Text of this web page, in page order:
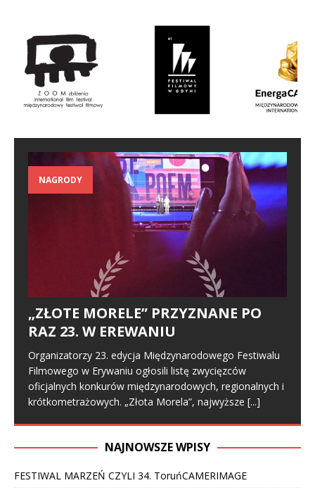
NAGRODY
„ZŁOTE MORELE” PRZYZNANE PO
RAZ 23. W EREWANIU
Organizatorzy 23. edycja Międzynarodowego Festiwalu
Filmowego w Erywaniu ogłosili listę zwycięzców
oficjalnych konkurów międzynarodowych, regionalnych i
krótkometrażowych. „Złota Morela”, najwyższe [...]
NAJNOWSZE WPISY
FESTIWAL MARZEŃ CZYLI 34. ToruńCAMERIMAGE